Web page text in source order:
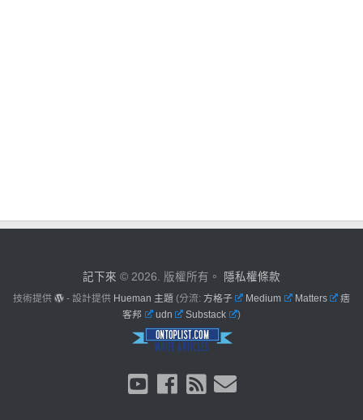
記下來 © 2026. 版權所有。 隱私權條款
技術提供 - 設計提供 Hueman 主題 (分流: 方格子 Medium Matters
痞
客邦
udn Substack )